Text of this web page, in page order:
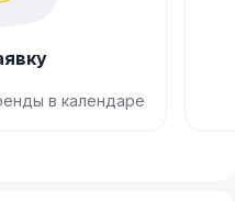
в календаре